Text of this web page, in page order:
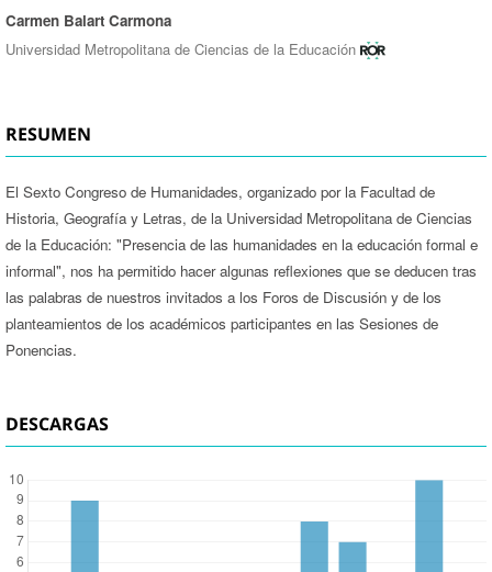
Autores/as
Carmen Balart Carmona
Universidad Metropolitana de Ciencias de la Educación
RESUMEN
El Sexto Congreso de Humanidades, organizado por la Facultad de
Historia, Geografía y Letras, de la Universidad Metropolitana de Ciencias
de la Educación: "Presencia de las humanidades en la educación formal e
informal", nos ha permitido hacer algunas reflexiones que se deducen tras
las palabras de nuestros invitados a los Foros de Discusión y de los
planteamientos de los académicos participantes en las Sesiones de
Ponencias.
DESCARGAS